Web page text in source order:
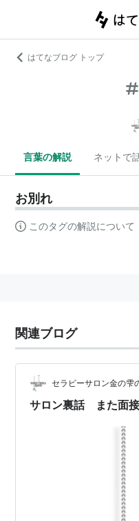
はてなブログ トップ
言葉の解説 ネットで
お別れ
このタグの解説について
関連ブログ
セラピーサロン金の雫
サロン裏話 また面